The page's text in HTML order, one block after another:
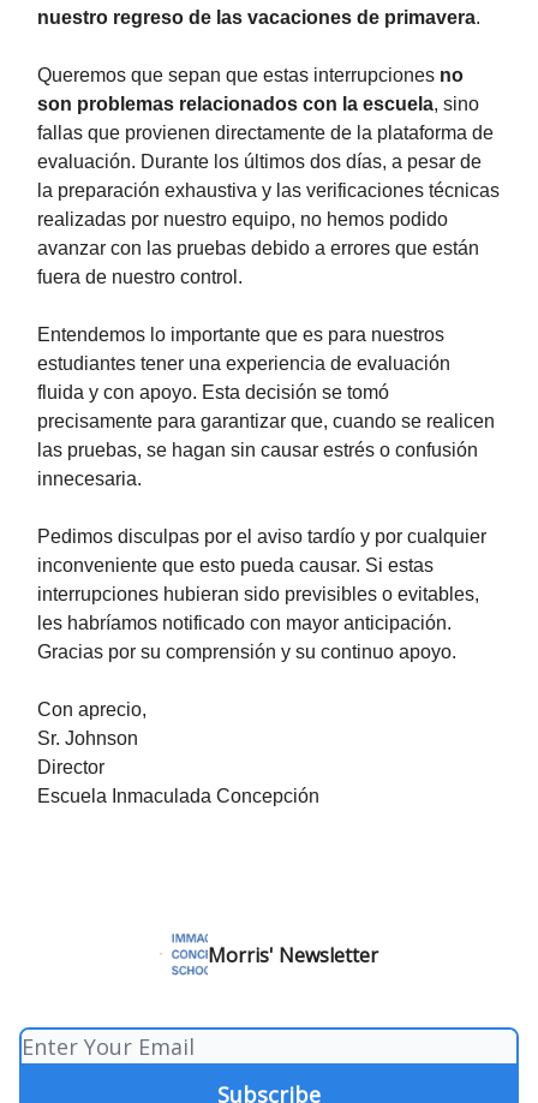
nuestro regreso de las vacaciones de primavera.
Queremos que sepan que estas interrupciones no
son problemas relacionados con la escuela, sino
fallas que provienen directamente de la plataforma de
evaluación. Durante los últimos dos días, a pesar de
la preparación exhaustiva y las verificaciones técnicas
realizadas por nuestro equipo, no hemos podido
avanzar con las pruebas debido a errores que están
fuera de nuestro control.
Entendemos lo importante que es para nuestros
estudiantes tener una experiencia de evaluación
fluida y con apoyo. Esta decisión se tomó
precisamente para garantizar que, cuando se realicen
las pruebas, se hagan sin causar estrés o confusión
innecesaria.
Pedimos disculpas por el aviso tardío y por cualquier
inconveniente que esto pueda causar. Si estas
interrupciones hubieran sido previsibles o evitables,
les habríamos notificado con mayor anticipación.
Gracias por su comprensión y su continuo apoyo.
Con aprecio,
Sr. Johnson
Director
Escuela Inmaculada Concepción
Morris' Newsletter